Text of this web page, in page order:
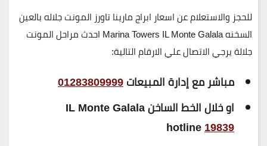
للحجز والاستعلام عن اسعار ابراج مارينا تاورز المونت جلاله بالعين
السخنه Marina Towers IL Monte Galala احدث مراحل المونت
جلالةيرجي الاتصال علي الارقام التالية:
مباشر مع إدارة المبيعات01283809999
او خلال الخط الساخن IL Monte Galala
hotline19839